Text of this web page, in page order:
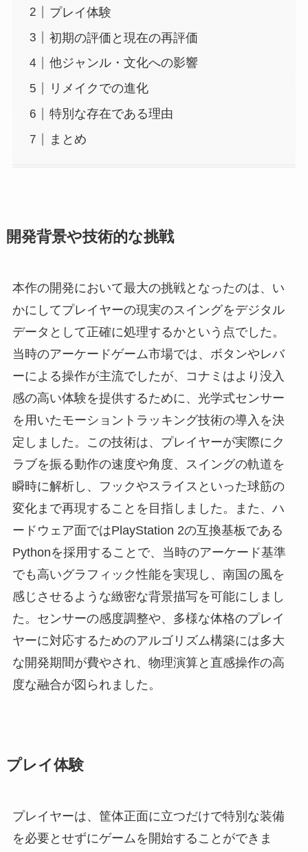
プレイ体験
初期の評価と現在の再評価
他ジャンル・文化への影響
リメイクでの進化
特別な存在である理由
まとめ
開発背景や技術的な挑戦
本作の開発において最大の挑戦となったのは、い
かにしてプレイヤーの現実のスイングをデジタル
データとして正確に処理するかという点でした。
当時のアーケードゲーム市場では、ボタンやレバ
ーによる操作が主流でしたが、コナミはより没入
感の高い体験を提供するために、光学式センサー
を用いたモーショントラッキング技術の導入を決
定しました。この技術は、プレイヤーが実際にク
ラブを振る動作の速度や角度、スイングの軌道を
瞬時に解析し、フックやスライスといった球筋の
変化まで再現することを目指しました。また、ハ
ードウェア面ではPlayStation 2の互換基板である
Pythonを採用することで、当時のアーケード基準
でも高いグラフィック性能を実現し、南国の風を
感じさせるような緻密な背景描写を可能にしまし
た。センサーの感度調整や、多様な体格のプレイ
ヤーに対応するためのアルゴリズム構築には多大
な開発期間が費やされ、物理演算と直感操作の高
度な融合が図られました。
プレイ体験
プレイヤーは、筐体正面に立つだけで特別な装備
を必要とせずにゲームを開始することができま